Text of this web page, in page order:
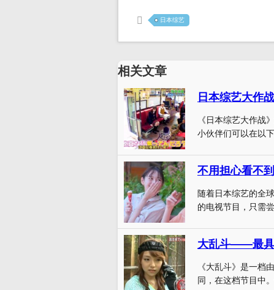
日本综艺
相关文章
日本综艺大作
《日本综艺大作战
小伙伴们可以在以
不用担心看不
随着日本综艺的全
的电视节目，只需
大乱斗——最具
《大乱斗》是一档
同，在这档节目中